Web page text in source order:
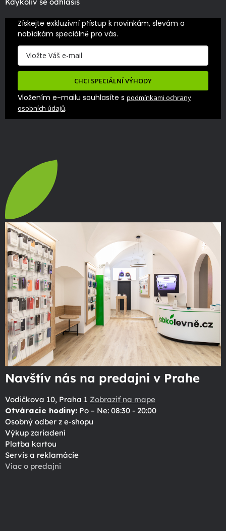
Získejte exkluzivní přístup k novinkám, slevám a
nabídkám speciálně pro vás.
CHCI SPECIÁLNÍ VÝHODY
Vložením e-mailu souhlasíte s podmínkami ochrany
osobních údajů.
Navštív nás na predajni v Prahe
Vodičkova 10, Praha 1 Zobraziť na mape
Otváracie hodiny: Po – Ne: 08:30 - 20:00
Osobný odber z e-shopu
Výkup zariadení
Platba kartou
Servis a reklamácie
Viac o predajni